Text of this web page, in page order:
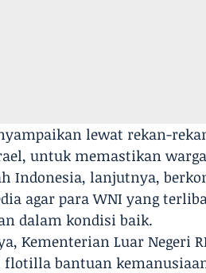
lewat rekan-
untuk memastikan
Indonesia, lanjutnya,
agar para WNI yang
dalam kondisi baik.
Kementerian Luar Negeri
bantuan